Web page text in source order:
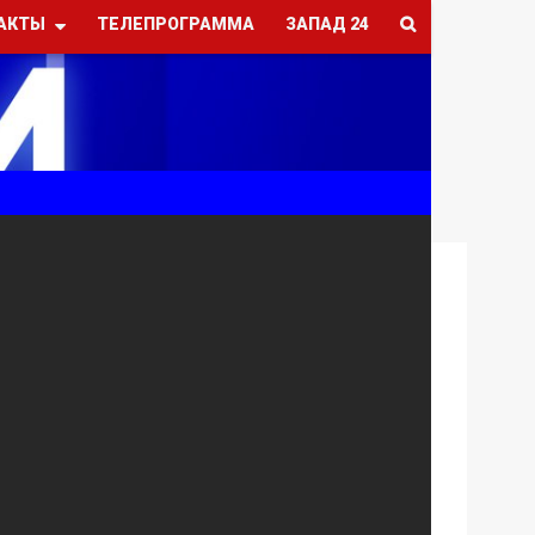
ТЕЛЕПРОГРАММА ЗАПАД 24